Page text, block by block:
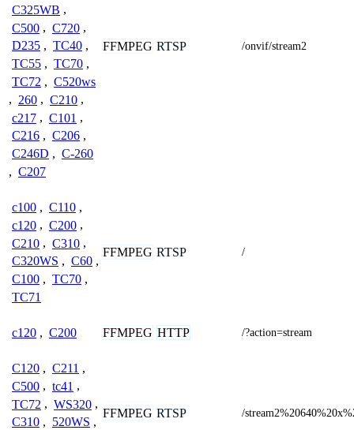
C325WB ,
C500 , C720 ,
D235 , TC40 ,
TC55 , TC70 ,
TC72 , C520ws
, 260 , C210 ,
c217 , C101 ,
C216 , C206 ,
C246D , C-260
, C207
FFMPEG RTSP /onvif/stream2
c100 , C110 ,
c120 , C200 ,
C210 , C310 ,
C320WS , C60 ,
C100 , TC70 ,
TC71
FFMPEG RTSP /
c120 , C200 FFMPEG HTTP /?action=stream
C120 , C211 ,
C500 , tc41 ,
TC72 , WS320 ,
C310 , 520WS ,
FFMPEG RTSP /